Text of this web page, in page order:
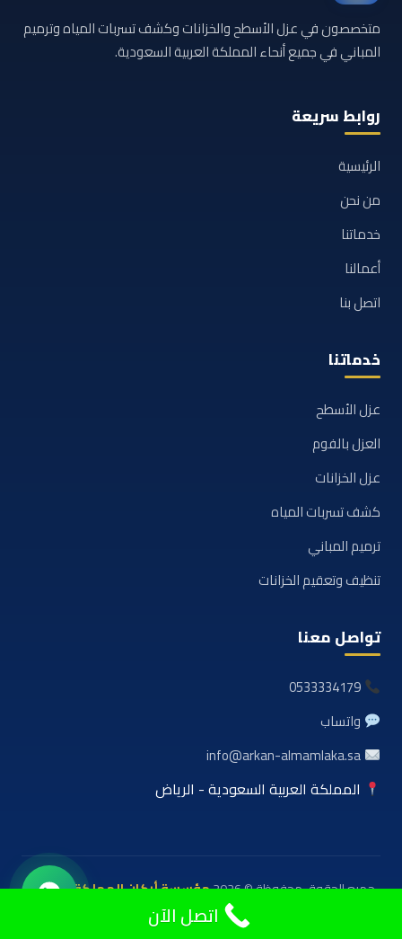
متخصصون في عزل الأسطح والخزانات وكشف تسربات المياه وترميم
المباني في جميع أنحاء المملكة العربية السعودية.
روابط سريعة
الرئيسية
من نحن
خدماتنا
أعمالنا
اتصل بنا
خدماتنا
عزل الأسطح
العزل بالفوم
عزل الخزانات
كشف تسربات المياه
ترميم المباني
تنظيف وتعقيم الخزانات
تواصل معنا
0533334179
واتساب
info@arkan-almamlaka.sa
المملكة العربية السعودية - الرياض
جميع الحقوق محفوظة © 2026
مؤسسة أركان المملكة للعوازل
والمقاولات
اتصل الآن